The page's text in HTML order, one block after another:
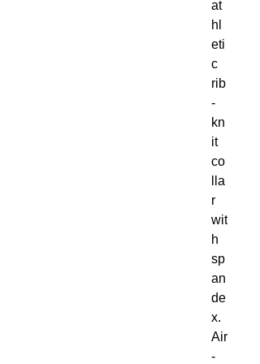
at
hl
eti
c
rib
-
kn
it
co
lla
r
wit
h
sp
an
de
x.
Air
-